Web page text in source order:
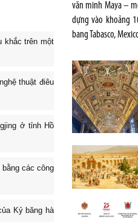
khắc trên một
nghệ thuật điêu
ở tỉnh Hồ
các công
Kỷ băng hà
văn minh Maya –
dựng vào khoảng
bang Tabasco,